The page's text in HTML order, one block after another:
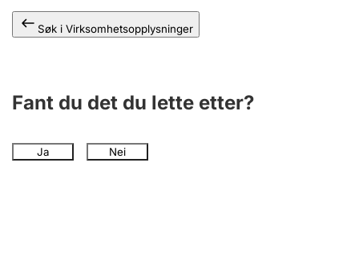
Søk i Virksomhetsopplysninger
Fant du det du lette etter?
Ja Nei